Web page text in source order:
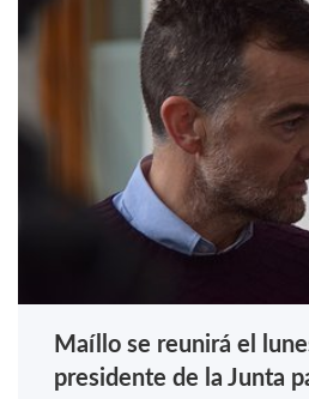
Maíllo se reunirá el
presidente de la Junta